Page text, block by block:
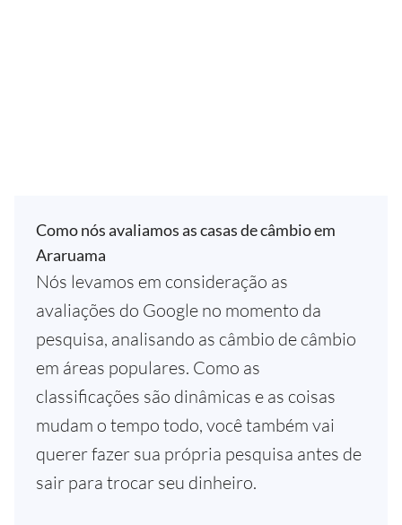
Como nós avaliamos as casas de câmbio em
Araruama
Nós levamos em consideração as
avaliações do Google no momento da
pesquisa, analisando as câmbio de câmbio
em áreas populares. Como as
classificações são dinâmicas e as coisas
mudam o tempo todo, você também vai
querer fazer sua própria pesquisa antes de
sair para trocar seu dinheiro.